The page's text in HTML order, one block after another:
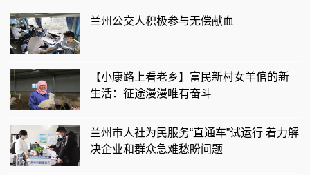
兰州公交人积极参与无偿献血
【小康路上看老乡】富民新村女羊倌的新
生活：征途漫漫唯有奋斗
兰州市人社为民服务“直通车”试运行 着力解
决企业和群众急难愁盼问题